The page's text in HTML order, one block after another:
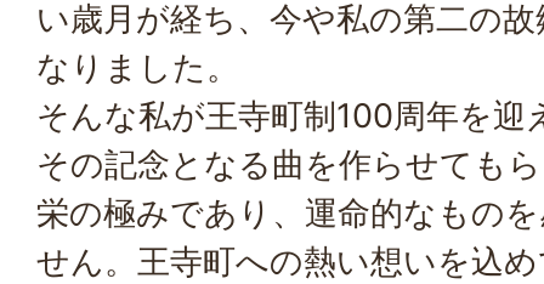
い歳月が経ち、今や私の第二の
なりました。
そんな私が王寺町制100周年を迎
その記念となる曲を作らせても
栄の極みであり、運命的なもの
せん。王寺町への熱い想いを込